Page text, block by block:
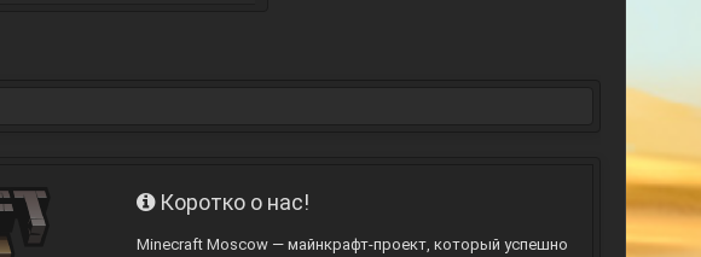
Коротко о нас!
Minecraft Moscow — майнкрафт-проект, который успешно